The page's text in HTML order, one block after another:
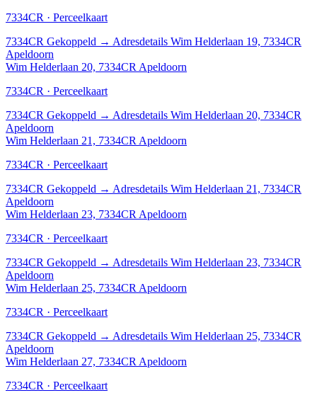
7334CR · Perceelkaart
7334CR Gekoppeld → Adresdetails Wim Helderlaan 19, 7334CR
Apeldoorn
Wim Helderlaan 20, 7334CR Apeldoorn
7334CR · Perceelkaart
7334CR Gekoppeld → Adresdetails Wim Helderlaan 20, 7334CR
Apeldoorn
Wim Helderlaan 21, 7334CR Apeldoorn
7334CR · Perceelkaart
7334CR Gekoppeld → Adresdetails Wim Helderlaan 21, 7334CR
Apeldoorn
Wim Helderlaan 23, 7334CR Apeldoorn
7334CR · Perceelkaart
7334CR Gekoppeld → Adresdetails Wim Helderlaan 23, 7334CR
Apeldoorn
Wim Helderlaan 25, 7334CR Apeldoorn
7334CR · Perceelkaart
7334CR Gekoppeld → Adresdetails Wim Helderlaan 25, 7334CR
Apeldoorn
Wim Helderlaan 27, 7334CR Apeldoorn
7334CR · Perceelkaart